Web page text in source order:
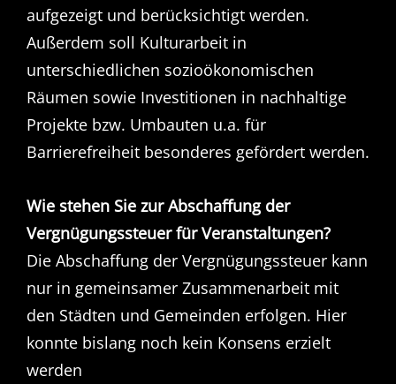
aufgezeigt und berücksichtigt werden.
Außerdem soll Kulturarbeit in
unterschiedlichen sozioökonomischen
Räumen sowie Investitionen in nachhaltige
Projekte bzw. Umbauten u.a. für
Barrierefreiheit besonderes gefördert werden.
Wie stehen Sie zur Abschaffung der
Vergnügungssteuer für Veranstaltungen?
Die Abschaffung der Vergnügungssteuer kann
nur in gemeinsamer Zusammenarbeit mit
den Städten und Gemeinden erfolgen. Hier
konnte bislang noch kein Konsens erzielt
werden